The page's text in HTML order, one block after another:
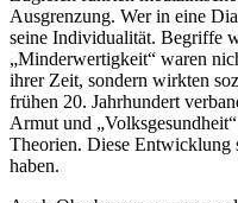
Ausgrenzung. Wer in eine
seine Individualität. Begriffe
„Minderwertigkeit“ waren
ihrer Zeit, sondern wirkten
frühen 20. Jahrhundert
Armut und
Theorien. Diese Entwicklung
haben.